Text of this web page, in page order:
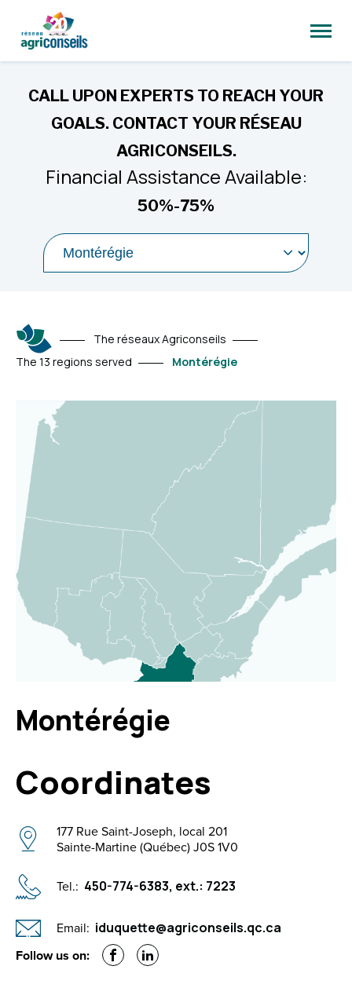
site
CALL UPON EXPERTS TO REACH YOUR
GOALS. CONTACT YOUR RÉSEAU
AGRICONSEILS.
Financial Assistance Available:
50%-75%
Select
a
region
to
its
page
learn
more.
The réseaux Agriconseils
The 13 regions served
Montérégie
Montérégie
Coordinates
177 Rue Saint-Joseph, local 201
Sainte-Martine (Québec) J0S 1V0
Tel.: 450-774-6383, ext.: 7223
Email: iduquette@agriconseils.qc.ca
Follow us on: FacebookLinkedIn